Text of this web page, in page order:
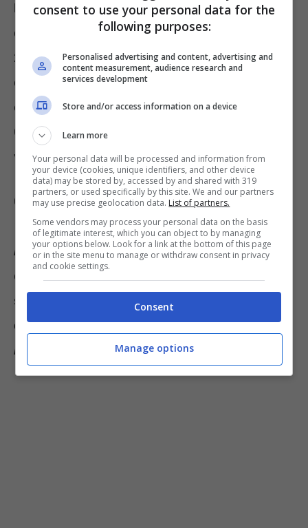
Presidente del Consiglio Melonitra le altre
cose ha spiegato suFacebook,che in quasi
2settimane l’esecutivo ha già ottenuto due
obiettivi di rilevanza. Nello specifico, si
evince, “liberare oltre 30 miliardi di euro
Ovvero sia, spiega, 9,1 per l’anno corrente e
ventuno circa l’anno prossimo.
Cifra che, si legge, serviranno al fine di porre
“in sicurezza famiglie e imprese dal caro
bollette”. LaPremierspiega che le risorse
disponibili verranno concentrate per
sostenere i cittadini davanti agli
costi energetici“senza disperdere risorse in
bonus inutili”.
consent to use your personal data for the
following purposes:
Personalised advertising and content, advertising and
content measurement, audience research and
services development
Store and/or access information on a device
Learn more
Your personal data will be processed and information from
your device (cookies, unique identifiers, and other device
data) may be stored by, accessed by and shared with 319
partners, or used specifically by this site. We and our partners
may use precise geolocation data. List of partners.
Some vendors may process your personal data on the basis
of legitimate interest, which you can object to by managing
your options below. Look for a link at the bottom of this page
or in the site menu to manage or withdraw consent in privacy
and cookie settings.
Consent
Manage options